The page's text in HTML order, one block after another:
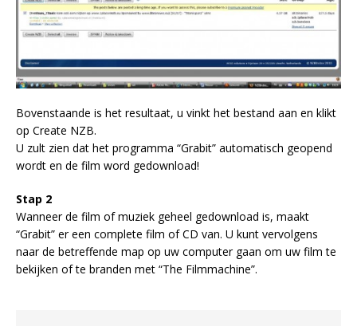
Bovenstaande is het resultaat, u vinkt het bestand aan en klikt
op Create NZB.
U zult zien dat het programma “Grabit” automatisch geopend
wordt en de film word gedownload!
Stap 2
Wanneer de film of muziek geheel gedownload is, maakt
“Grabit” er een complete film of CD van. U kunt vervolgens
naar de betreffende map op uw computer gaan om uw film te
bekijken of te branden met “The Filmmachine”.